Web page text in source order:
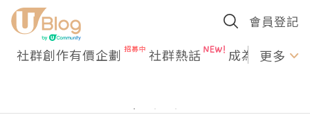
會員登記
社群創作有價企劃 社群熱話 成為U更多